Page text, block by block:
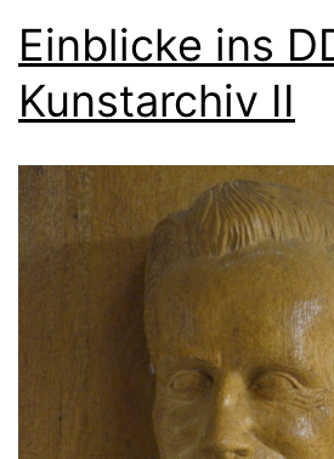
Einblicke ins
Kunstarchiv II